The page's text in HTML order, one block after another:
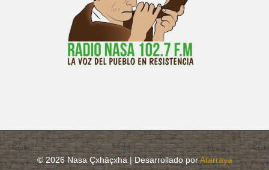
© 2026 Nasa Çxhâçxha | Desarrollado porAtarraya